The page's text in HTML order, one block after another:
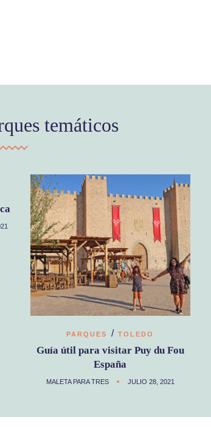
temáticos
PARQUES / TOLEDO
Guía útil para visitar Puy du Fou
España
MALETA PARA TRES JULIO 28, 2021